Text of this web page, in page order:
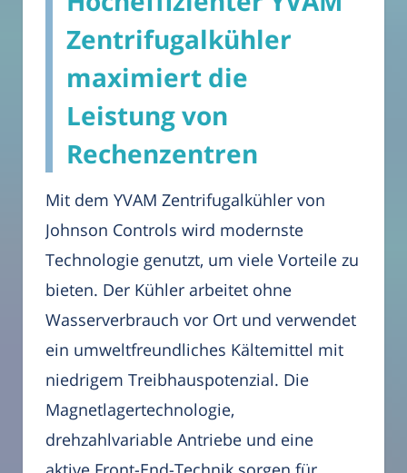
Zentrifugalkühler
maximiert die
Leistung von
Rechenzentren
Mit dem YVAM Zentrifugalkühler von
Johnson Controls wird modernste
Technologie genutzt, um viele Vorteile zu
bieten. Der Kühler arbeitet ohne
Wasserverbrauch vor Ort und verwendet
ein umweltfreundliches Kältemittel mit
niedrigem Treibhauspotenzial. Die
Magnetlagertechnologie,
drehzahlvariable Antriebe und eine